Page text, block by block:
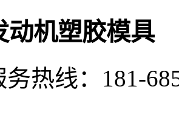
动机塑胶模具
热线： 181-